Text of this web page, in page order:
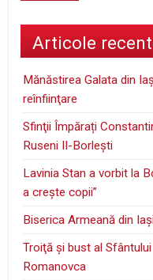
Articole
Mănăstirea Galata din
reînfiinţare
Sfinţii Împărați
Ruseni II-Borleşti
Lavinia Stan a vorbit la
a creşte copii”
Biserica Armeană din
Troiţă şi bust al
Romanovca